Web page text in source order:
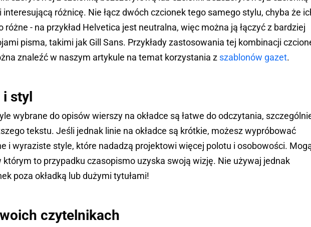
różnicę. Nie łącz dwóch czcionek tego samego stylu, chyba że
różne - na przykład Helvetica jest neutralna, więc można ją łączyć z bardziej
pisma, takimi jak Gill Sans. Przykłady zastosowania tej kombinacji
znaleźć w naszym artykule na temat korzystania z szablonów gazet.
i styl
wybrane do opisów wierszy na okładce są łatwe do odczytania,
tekstu. Jeśli jednak linie na okładce są krótkie, możesz wypróbować
i wyraziste style, które nadadzą projektowi więcej polotu i osobowości.
którym to przypadku czasopismo uzyska swoją wizję. Nie używaj jednak
poza okładką lub dużymi tytułami!
czytelnikach